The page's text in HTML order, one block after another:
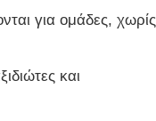
για ομάδες, χωρίς
και